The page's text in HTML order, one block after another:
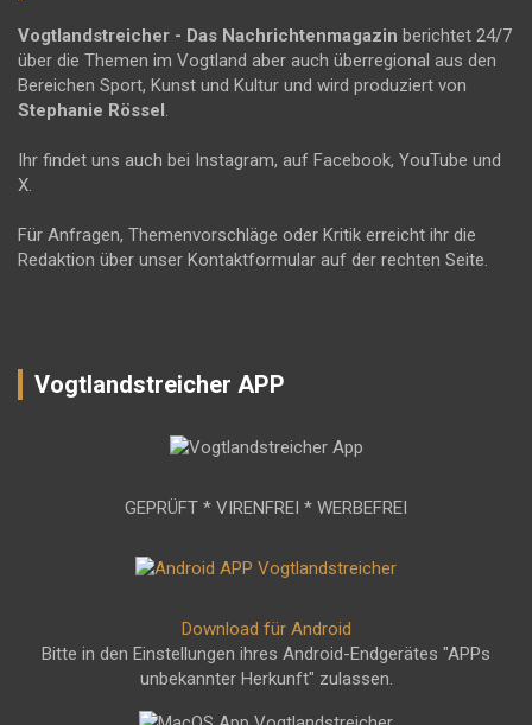
Vogtlandstreicher - Das Nachrichtenmagazin berichtet 24/7
über die Themen im Vogtland aber auch überregional aus den
Bereichen Sport, Kunst und Kultur und wird produziert von
Stephanie Rössel.
Ihr findet uns auch bei Instagram, auf Facebook, YouTube und
X.
Für Anfragen, Themenvorschläge oder Kritik erreicht ihr die
Redaktion über unser Kontaktformular auf der rechten Seite.
Vogtlandstreicher APP
GEPRÜFT * VIRENFREI * WERBEFREI
Download für Android
Bitte in den Einstellungen ihres Android-Endgerätes "APPs
unbekannter Herkunft" zulassen.